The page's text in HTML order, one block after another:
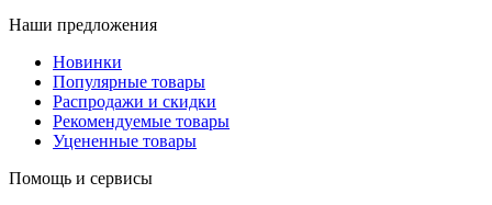
Наши предложения
Новинки
Популярные товары
Распродажи и скидки
Рекомендуемые товары
Уцененные товары
Помощь и сервисы